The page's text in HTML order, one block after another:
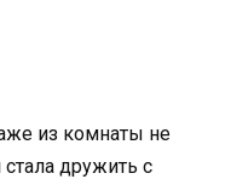
из комнаты не
дружить с